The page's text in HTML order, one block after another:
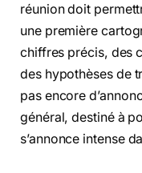
réunion doit
une première
chiffres précis, des
des hypothèses de
pas encore
général, destiné à
s’annonce intense